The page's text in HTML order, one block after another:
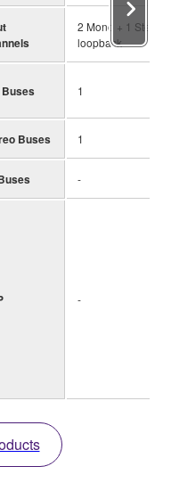
2 Mono + 1 Stereo
loopback
1
Buses 1
-
-